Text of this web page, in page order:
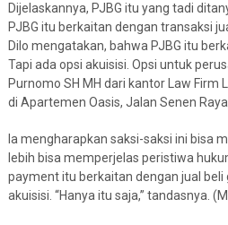
Dijelaskannya, PJBG itu yang tadi
PJBG itu berkaitan dengan transaksi
Dilo mengatakan, bahwa PJBG itu
Tapi ada opsi akuisisi. Opsi untuk
Purnomo SH MH dari kantor Law Firm
di Apartemen Oasis, Jalan Senen
Ia mengharapkan saksi-saksi ini bisa
lebih bisa memperjelas peristiwa
payment itu berkaitan dengan jual beli
akuisisi. “Hanya itu saja,” tandasnya.